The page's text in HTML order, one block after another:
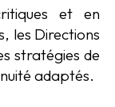
et en
les Directions
stratégies de
adaptés.